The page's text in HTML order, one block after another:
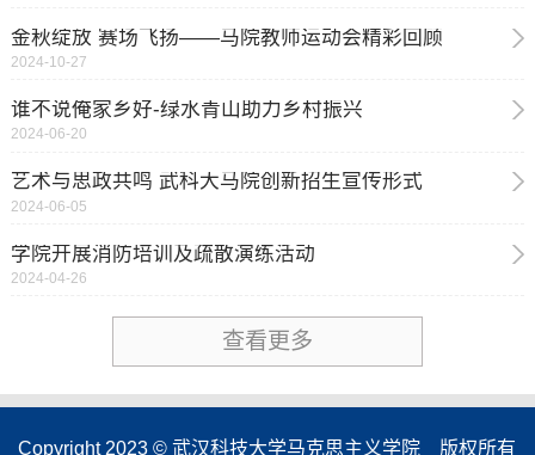
金秋绽放 赛场飞扬——马院教师运动会精彩回顾
2024-10-27
谁不说俺家乡好-绿水青山助力乡村振兴
2024-06-20
艺术与思政共鸣 武科大马院创新招生宣传形式
2024-06-05
学院开展消防培训及疏散演练活动
2024-04-26
查看更多
Copyright 2023 © 武汉科技大学马克思主义学院 版权所有